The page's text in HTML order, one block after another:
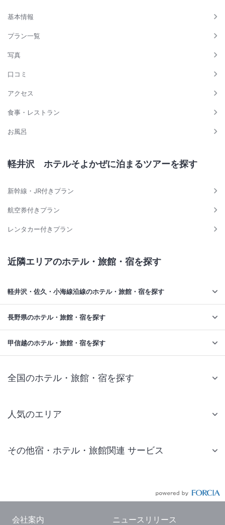
基本情報
プラン一覧
写真
口コミ
アクセス
食事・レストラン
お風呂
軽井沢 ホテルそよかぜに泊まるツアーを探す
新幹線・JR付きプラン
航空券付きプラン
レンタカー付きプラン
近隣エリアのホテル・旅館・宿を探す
軽井沢・佐久・小海線沿線のホテル・旅館・宿を探す
長野県のホテル・旅館・宿を探す
甲信越のホテル・旅館・宿を探す
全国のホテル・旅館・宿を探す
人気のエリア
仙台 ホテル
東京ドーム ホテル
その他宿・ホテル・旅館関連 サービス
会社案内 ニュースリリース